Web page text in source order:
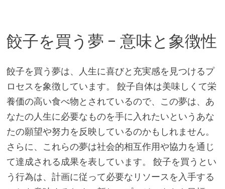
餃子を買う夢 – 意味と象徴性
餃子を買う夢は、人生に喜びと充実感を見つけるプ
ロセスを象徴しています。 餃子自体は美味しくて栄
養価の高い食べ物とされているので、この夢は、あ
なたの人生に必要なものを手に入れたいというあな
たの願望や努力を反映しているのかもしれません。
さらに、これらの夢は社会的相互作用や協力を通じ
て達成される成果を表しています。 餃子を買うとい
う行為は、計画に従って必要なリソースを入手する